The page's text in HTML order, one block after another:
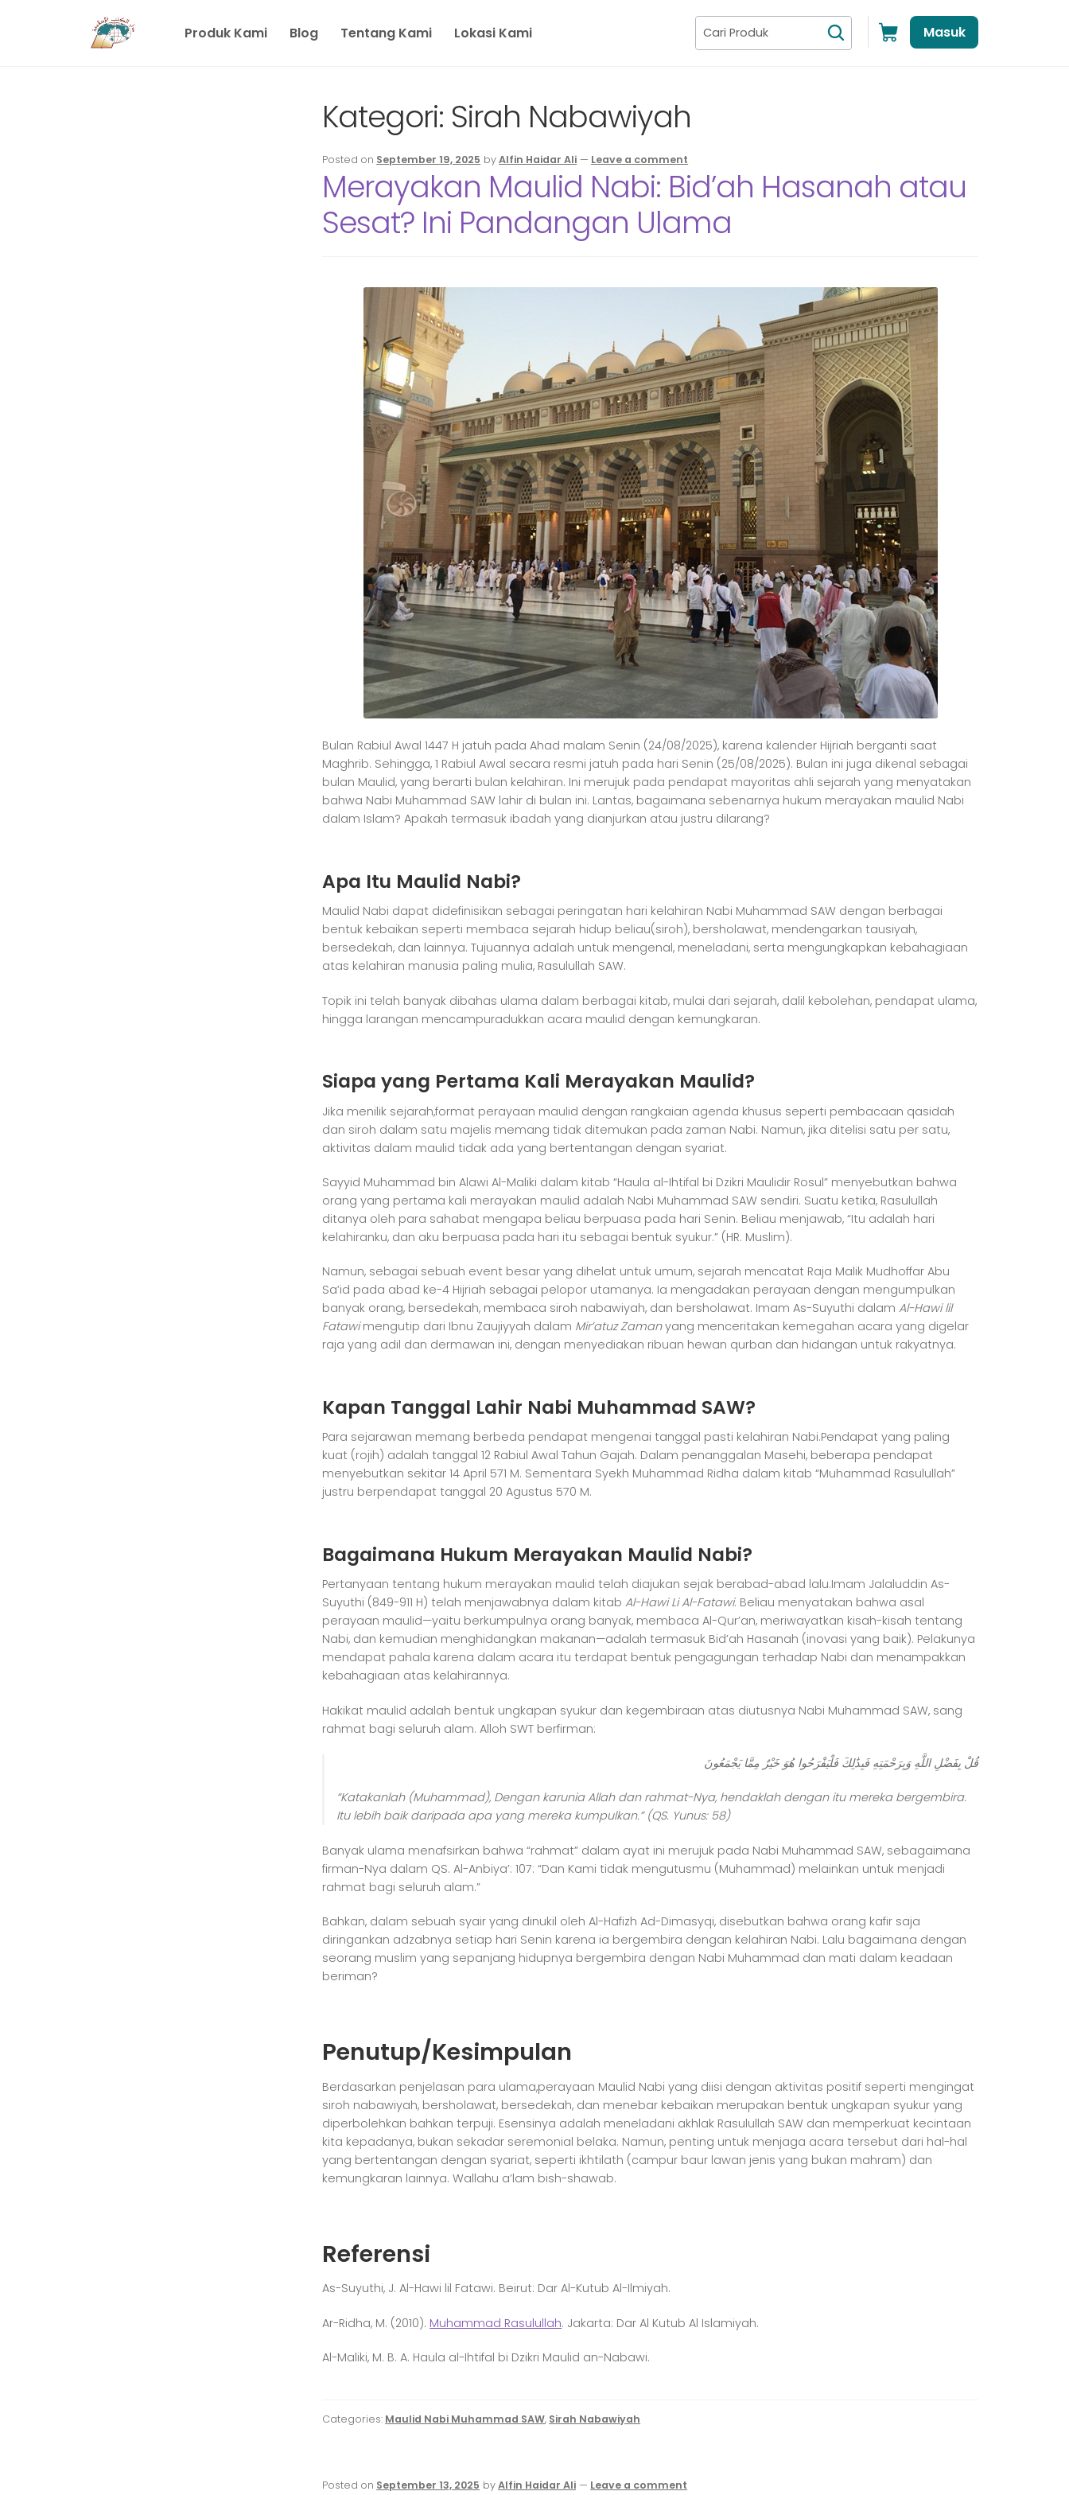
Produk Kami Blog Tentang Kami Lokasi Kami Masuk
Kategori: Sirah Nabawiyah
Posted on September 19, 2025 byAlfin Haidar Ali — Leave a comment
Merayakan Maulid Nabi: Bid’ah Hasanah atau
Sesat? Ini Pandangan Ulama
Bulan Rabiul Awal 1447 H jatuh pada Ahad malam Senin (24/08/2025), karena kalender Hijriah berganti saat
Maghrib. Sehingga, 1 Rabiul Awal secara resmi jatuh pada hari Senin (25/08/2025). Bulan ini juga dikenal sebagai
bulan Maulid, yang berarti bulan kelahiran. Ini merujuk pada pendapat mayoritas ahli sejarah yang menyatakan
bahwa Nabi Muhammad SAW lahir di bulan ini. Lantas, bagaimana sebenarnya hukum merayakan maulid Nabi
dalam Islam? Apakah termasuk ibadah yang dianjurkan atau justru dilarang?
Apa Itu Maulid Nabi?
Maulid Nabi dapat didefinisikan sebagai peringatan hari kelahiran Nabi Muhammad SAW dengan berbagai
bentuk kebaikan seperti membaca sejarah hidup beliau(siroh), bersholawat, mendengarkan tausiyah,
bersedekah, dan lainnya. Tujuannya adalah untuk mengenal, meneladani, serta mengungkapkan kebahagiaan
atas kelahiran manusia paling mulia, Rasulullah SAW.
Topik ini telah banyak dibahas ulama dalam berbagai kitab, mulai dari sejarah, dalil kebolehan, pendapat ulama,
hingga larangan mencampuradukkan acara maulid dengan kemungkaran.
Siapa yang Pertama Kali Merayakan Maulid?
Jika menilik sejarah,format perayaan maulid dengan rangkaian agenda khusus seperti pembacaan qasidah
dan siroh dalam satu majelis memang tidak ditemukan pada zaman Nabi. Namun, jika ditelisi satu per satu,
aktivitas dalam maulid tidak ada yang bertentangan dengan syariat.
Sayyid Muhammad bin Alawi Al-Maliki dalam kitab “Haula al-Ihtifal bi Dzikri Maulidir Rosul” menyebutkan bahwa
orang yang pertama kali merayakan maulid adalah Nabi Muhammad SAW sendiri. Suatu ketika, Rasulullah
ditanya oleh para sahabat mengapa beliau berpuasa pada hari Senin. Beliau menjawab, “Itu adalah hari
kelahiranku, dan aku berpuasa pada hari itu sebagai bentuk syukur.” (HR. Muslim).
Namun, sebagai sebuah event besar yang dihelat untuk umum, sejarah mencatat Raja Malik Mudhoffar Abu
Sa’id pada abad ke-4 Hijriah sebagai pelopor utamanya. Ia mengadakan perayaan dengan mengumpulkan
banyak orang, bersedekah, membaca siroh nabawiyah, dan bersholawat. Imam As-Suyuthi dalamAl-Hawi lil
Fatawimengutip dari Ibnu Zaujiyyah dalam Mir’atuz Zamanyang menceritakan kemegahan acara yang digelar
raja yang adil dan dermawan ini, dengan menyediakan ribuan hewan qurban dan hidangan untuk rakyatnya.
Kapan Tanggal Lahir Nabi Muhammad SAW?
Para sejarawan memang berbeda pendapat mengenai tanggal pasti kelahiran Nabi.Pendapat yang paling
kuat (rojih) adalah tanggal 12 Rabiul Awal Tahun Gajah. Dalam penanggalan Masehi, beberapa pendapat
menyebutkan sekitar 14 April 571 M. Sementara Syekh Muhammad Ridha dalam kitab “Muhammad Rasulullah”
justru berpendapat tanggal 20 Agustus 570 M.
Bagaimana Hukum Merayakan Maulid Nabi?
Pertanyaan tentang hukum merayakan maulid telah diajukan sejak berabad-abad lalu.Imam Jalaluddin As-
Suyuthi (849-911 H) telah menjawabnya dalam kitab Al-Hawi Li Al-Fatawi. Beliau menyatakan bahwa asal
perayaan maulid—yaitu berkumpulnya orang banyak, membaca Al-Qur’an, meriwayatkan kisah-kisah tentang
Nabi, dan kemudian menghidangkan makanan—adalah termasuk Bid’ah Hasanah (inovasi yang baik). Pelakunya
mendapat pahala karena dalam acara itu terdapat bentuk pengagungan terhadap Nabi dan menampakkan
kebahagiaan atas kelahirannya.
Hakikat maulid adalah bentuk ungkapan syukur dan kegembiraan atas diutusnya Nabi Muhammad SAW, sang
rahmat bagi seluruh alam. Alloh SWT berfirman:
قُلْ بِفَضْلِ اللَّهِ وَبِرَحْمَتِهِ فَبِذَٰلِكَ فَلْيَفْرَحُوا هُوَ خَيْرٌ مِمَّا يَجْمَعُونَ
“Katakanlah (Muhammad), Dengan karunia Allah dan rahmat-Nya, hendaklah dengan itu mereka bergembira.
Itu lebih baik daripada apa yang mereka kumpulkan.” (QS. Yunus: 58)
Banyak ulama menafsirkan bahwa “rahmat” dalam ayat ini merujuk pada Nabi Muhammad SAW, sebagaimana
firman-Nya dalam QS. Al-Anbiya’: 107: “Dan Kami tidak mengutusmu (Muhammad) melainkan untuk menjadi
rahmat bagi seluruh alam.”
Bahkan, dalam sebuah syair yang dinukil oleh Al-Hafizh Ad-Dimasyqi, disebutkan bahwa orang kafir saja
diringankan adzabnya setiap hari Senin karena ia bergembira dengan kelahiran Nabi. Lalu bagaimana dengan
seorang muslim yang sepanjang hidupnya bergembira dengan Nabi Muhammad dan mati dalam keadaan
beriman?
Penutup/Kesimpulan
Berdasarkan penjelasan para ulama,perayaan Maulid Nabi yang diisi dengan aktivitas positif seperti mengingat
siroh nabawiyah, bersholawat, bersedekah, dan menebar kebaikan merupakan bentuk ungkapan syukur yang
diperbolehkan bahkan terpuji. Esensinya adalah meneladani akhlak Rasulullah SAW dan memperkuat kecintaan
kita kepadanya, bukan sekadar seremonial belaka. Namun, penting untuk menjaga acara tersebut dari hal-hal
yang bertentangan dengan syariat, seperti ikhtilath (campur baur lawan jenis yang bukan mahram) dan
kemungkaran lainnya. Wallahu a’lam bish-shawab.
Referensi
As-Suyuthi, J. Al-Hawi lil Fatawi. Beirut: Dar Al-Kutub Al-Ilmiyah.
Ar-Ridha, M. (2010). Muhammad Rasulullah. Jakarta: Dar Al Kutub Al Islamiyah.
Al-Maliki, M. B. A. Haula al-Ihtifal bi Dzikri Maulid an-Nabawi.
Categories: Maulid Nabi Muhammad SAW, Sirah Nabawiyah
Posted on September 13, 2025 byAlfin Haidar Ali — Leave a comment